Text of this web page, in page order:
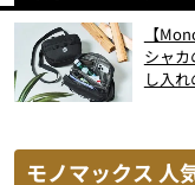
【
シャ
し入
モノマックス 人